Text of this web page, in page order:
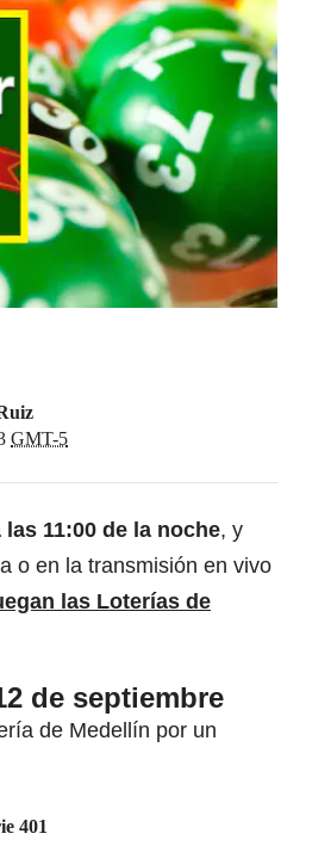
GMT-5
11:00 de la noche, y
o en la transmisión en vivo
las Loterías de
de septiembre
de Medellín por un
401